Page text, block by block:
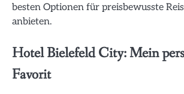
besten Optionen für preisbewusste
anbieten.
Hotel Bielefeld City: Mein
Favorit